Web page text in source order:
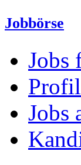
Jobbörse
Jobs
Jobs